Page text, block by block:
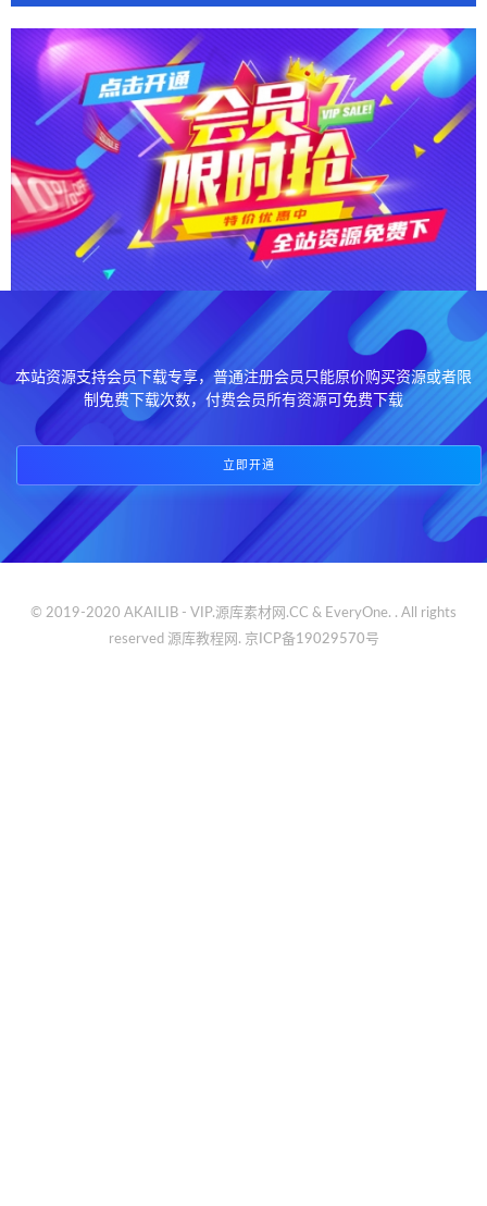
本站资源支持会员下载专享，普通注册会员只能原价购买资源或者限
制免费下载次数，付费会员所有资源可免费下载
立即开通
© 2019-2020 AKAILIB - VIP.源库素材网.CC & EveryOne. . All rights
reserved 源库教程网. 京ICP备19029570号